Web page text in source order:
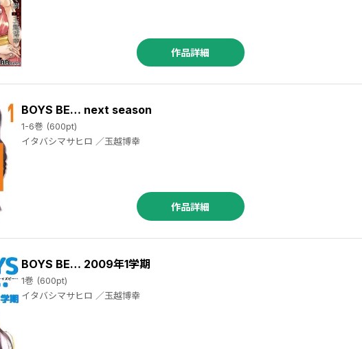
作品詳細
BOYS BE… next season
1-6巻 (600pt)
イタバシマサヒロ ／玉越博幸
作品詳細
BOYS BE… 2009年1学期
1巻 (600pt)
イタバシマサヒロ ／玉越博幸